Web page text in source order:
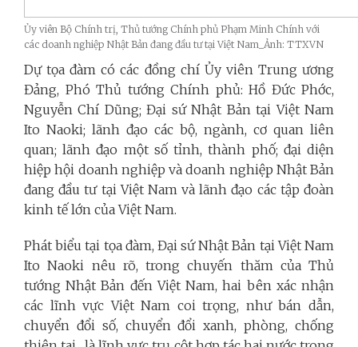
Ủy viên Bộ Chính trị, Thủ tướng Chính phủ Phạm Minh Chính với
các doanh nghiệp Nhật Bản đang đầu tư tại Việt Nam_Ảnh: TTXVN
Dự tọa đàm có các đồng chí Ủy viên Trung ương
Đảng, Phó Thủ tướng Chính phủ: Hồ Đức Phớc,
Nguyễn Chí Dũng; Đại sứ Nhật Bản tại Việt Nam
Ito Naoki; lãnh đạo các bộ, ngành, cơ quan liên
quan; lãnh đạo một số tỉnh, thành phố; đại diện
hiệp hội doanh nghiệp và doanh nghiệp Nhật Bản
đang đầu tư tại Việt Nam và lãnh đạo các tập đoàn
kinh tế lớn của Việt Nam.
Phát biểu tại tọa đàm, Đại sứ Nhật Bản tại Việt Nam
Ito Naoki nêu rõ, trong chuyến thăm của Thủ
tướng Nhật Bản đến Việt Nam, hai bên xác nhận
các lĩnh vực Việt Nam coi trọng, như bán dẫn,
chuyển đổi số, chuyển đổi xanh, phòng, chống